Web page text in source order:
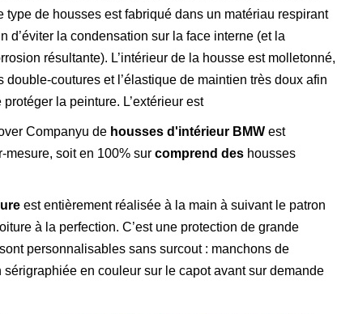
type de housses est fabriqué dans un matériau respirant
d’éviter la condensation sur la face interne (et la
résultante). L’intérieur de la housse est molletonné,
double-coutures et l’élastique de maintien très doux afin
protéger la peinture. L’extérieur est
Companyu de housses d'intérieur BMW est
mesure, soit en 100% sur comprend des housses
est entièrement réalisée à la main à suivant le patron
à la perfection. C’est une protection de grande
personnalisables sans surcout : manchons de
en couleur sur le capot avant sur demande